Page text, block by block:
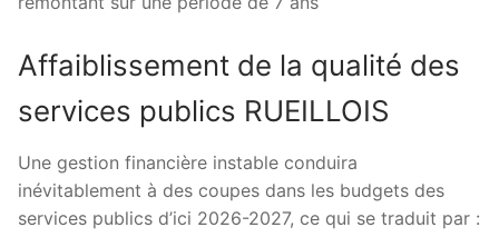
Affaiblissement de la qualité des
services publics RUEILLOIS
Une gestion financière instable conduira
inévitablement à des coupes dans les budgets des
services publics d’ici 2026-2027, ce qui se traduit par :